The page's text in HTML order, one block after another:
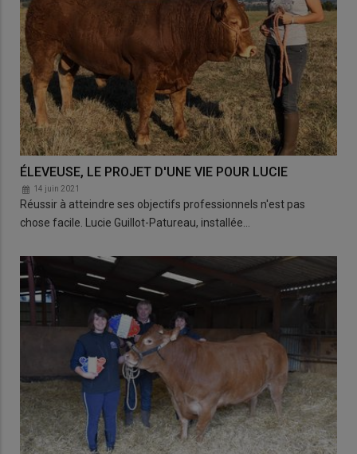
ÉLEVEUSE, LE PROJET D'UNE VIE POUR LUCIE
14 juin 2021
Réussir à atteindre ses objectifs professionnels n'est pas
chose facile. Lucie Guillot-Patureau, installée…